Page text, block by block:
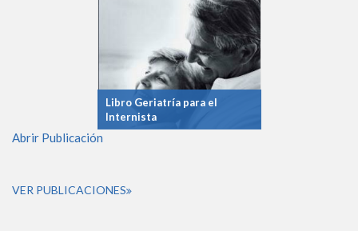
Libro Geriatría para el
Internista
Abrir Publicación
VER PUBLICACIONES